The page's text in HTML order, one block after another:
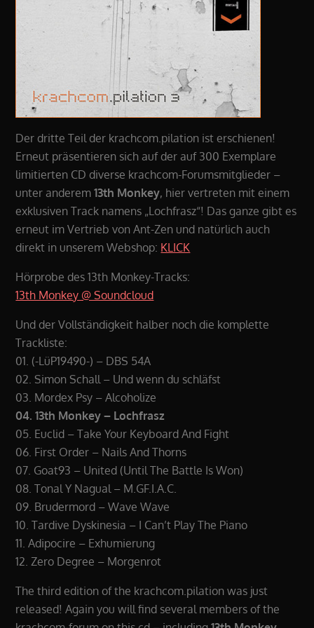
Der dritte Teil der krachcom.pilation ist erschienen!
Erneut präsentieren sich auf der auf 300 Exemplare
limitierten CD diverse krachcom-Forumsmitglieder –
unter anderem13th Monkey, hier vertreten mit einem
exklusiven Track namens „Lochfrasz“! Das ganze gibt es
erneut im Vertrieb von Ant-Zen und natürlich auch
direkt in unserem Webshop: KLICK
Hörprobe des 13th Monkey-Tracks:
13th Monkey @ Soundcloud
Und der Vollständigkeit halber noch die komplette
Trackliste:
01. (-LüP19490-) – DBS 54A
02. Simon Schall – Und wenn du schläfst
03. Mordex Psy – Alcoholize
04. 13th Monkey – Lochfrasz
05. Euclid – Take Your Keyboard And Fight
06. First Order – Nails And Thorns
07. Goat93 – United (Until The Battle Is Won)
08. Tonal Y Nagual – M.GF.I.A.C.
09. Brudermord – Wave Wave
10. Tardive Dyskinesia – I Can’t Play The Piano
11. Adipocire – Exhumierung
12. Zero Degree – Morgenrot
The third edition of the krachcom.pilation was just
released! Again you will find several members of the